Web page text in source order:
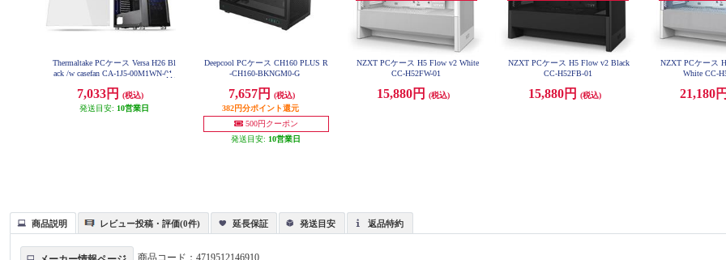
Thermaltake PCケース Versa H26 Bl
ack /w casefan CA-1J5-00M1WN-01
7,033円
(税込)
発送目安: 10営業日
Deepcool PCケース CH160 PLUS R
-CH160-BKNGM0-G
7,657円
(税込)
382円分ポイント還元
500円クーポン
発送目安: 10営業日
NZXT PCケース H5 Flow v2 White
CC-H52FW-01
15,880円 (税込)
NZXT PCケース H5 Flow v2 Black
CC-H52FB-01
15,880円 (税込)
NZXT PCケース
White CC-
21,180円
商品説明 レビュー投稿・評価(0件) 延長保証 発送目安 返品特約
商品コード：4719512146910